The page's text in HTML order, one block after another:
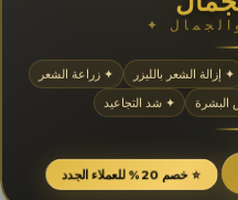
✦
✦ إزالة الشعر بالليزر
✦ زراعة الشعر
البشرة ✦ شد التجاعيد
⭐ خصم 20% للعملاء الجدد